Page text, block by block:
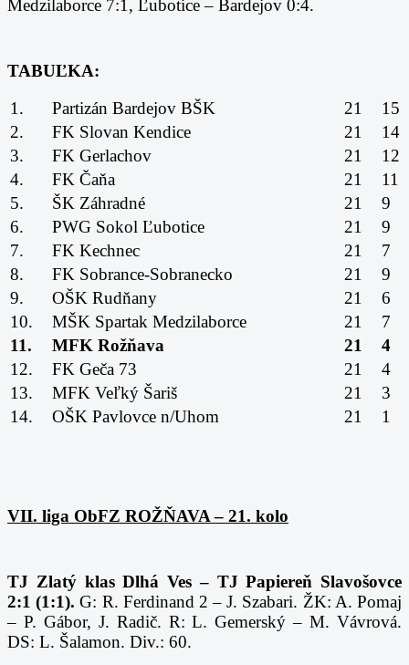
Medzilaborce 7:1, Ľubotice – Bardejov 0:4.
TABUĽKA:
1.
Partizán Bardejov BŠK 21
15
2.
FK Slovan Kendice 21
14
3.
FK Gerlachov 21
12
4.
FK Čaňa 21
11
5.
ŠK Záhradné 21
9
6.
PWG Sokol Ľubotice 21
9
7.
FK Kechnec 21
7
8.
FK Sobrance-Sobranecko 21
9
9.
OŠK Rudňany 21
6
10.
MŠK Spartak Medzilaborce 21
7
11.
MFK Rožňava 21
4
12.
FK Geča 73 21
4
13.
MFK Veľký Šariš 21
3
14.
OŠK Pavlovce n/Uhom 21 1
VII. liga ObFZ ROŽŇAVA – 21. kolo
TJ Zlatý klas Dlhá Ves – TJ Papiereň Slavošovce
2:1 (1:1). G: R. Ferdinand 2 – J. Szabari. ŽK: A. Pomaj
– P. Gábor, J. Radič. R: L. Gemerský – M. Vávrová.
DS: L. Šalamon. Div.: 60.